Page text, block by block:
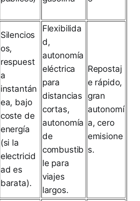
Silencios
os,
respuest
a
instantán
ea, bajo
coste de
energía
(si la
electricid
ad es
barata).
Flexibilida
d,
autonomía
eléctrica
para
distancias
cortas,
autonomía
de
combustib
le para
viajes
largos.
Repostaj
e rápido,
gran
autonomí
a, cero
emisione
s.